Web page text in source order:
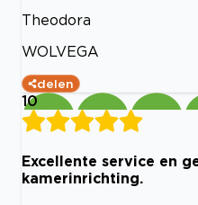
Theodora
WOLVEGA
delen
10
Excellente service en
kamerinrichting.